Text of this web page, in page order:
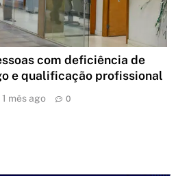
com deficiência de
e qualificação profissional
1 mês ago 0